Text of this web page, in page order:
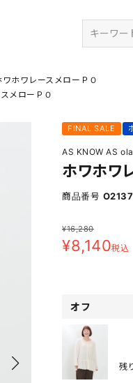
ワホワレースメローＰＯ
メローＰＯ
FINAL SALE
AS KNOW AS
ホワホワ
商品番号
¥16,280
¥8,140税込
オフ
残